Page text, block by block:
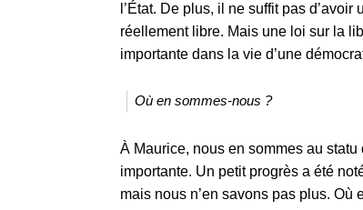
l’État. De plus, il ne suffit pas
réellement libre. Mais une loi sur la
importante dans la vie d’une
Où en sommes-nous ?
À Maurice, nous en sommes au statu
importante. Un petit progrès a été
mais nous n’en savons pas plus. Où